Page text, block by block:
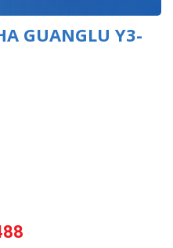
GUANGLU Y3-